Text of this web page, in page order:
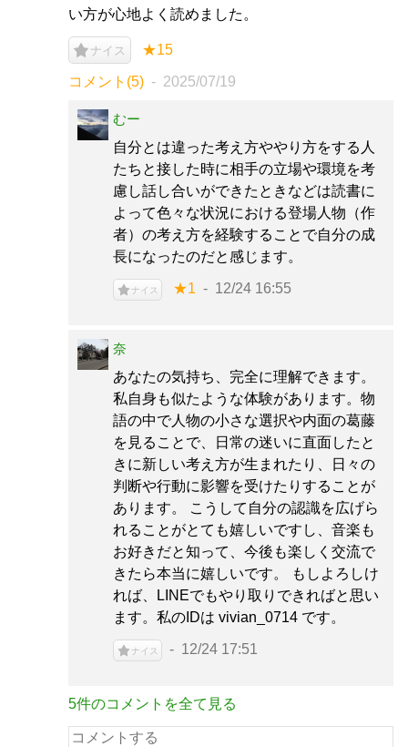
い方が心地よく読めました。
ナイス ★15
コメント(5) 2025/07/19
むー
自分とは違った考え方ややり方をする人
たちと接した時に相手の立場や環境を考
慮し話し合いができたときなどは読書に
よって色々な状況における登場人物（作
者）の考え方を経験することで自分の成
長になったのだと感じます。
ナイス ★1 12/24 16:55
奈
あなたの気持ち、完全に理解できます。
私自身も似たような体験があります。物
語の中で人物の小さな選択や内面の葛藤
を見ることで、日常の迷いに直面したと
きに新しい考え方が生まれたり、日々の
判断や行動に影響を受けたりすることが
あります。 こうして自分の認識を広げら
れることがとても嬉しいですし、音楽も
お好きだと知って、今後も楽しく交流で
きたら本当に嬉しいです。 もしよろしけ
れば、LINEでもやり取りできればと思い
ます。私のIDは vivian_0714 です。
ナイス 12/24 17:51
5件のコメントを全て見る